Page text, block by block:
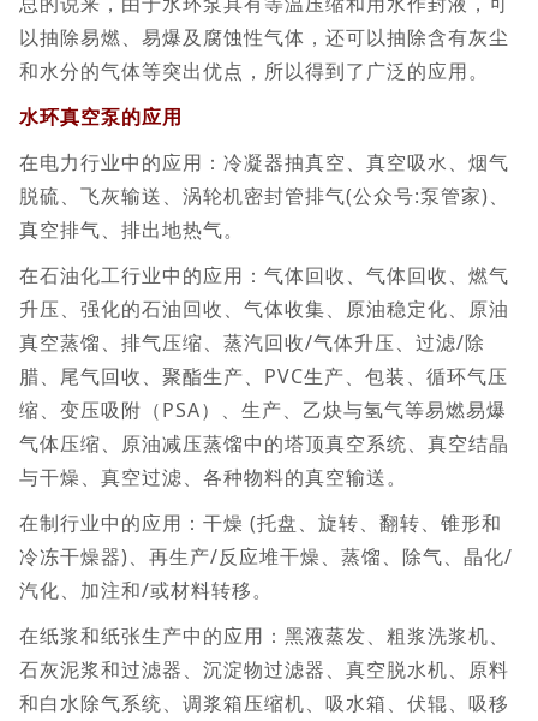
以抽除易燃、易爆及腐蚀性气体，还可以抽除含有灰尘
和水分的气体等突出优点，所以得到了广泛的应用。
水环真空泵的应用
在电力行业中的应用：冷凝器抽真空、真空吸水、烟气
脱硫、飞灰输送、涡轮机密封管排气(公众号:泵管家)、
真空排气、排出地热气。
在石油化工行业中的应用：气体回收、气体回收、燃气
升压、强化的石油回收、气体收集、原油稳定化、原油
真空蒸馏、排气压缩、蒸汽回收/气体升压、过滤/除
腊、尾气回收、聚酯生产、PVC生产、包装、循环气压
缩、变压吸附（PSA）、生产、乙炔与氢气等易燃易爆
气体压缩、原油减压蒸馏中的塔顶真空系统、真空结晶
与干燥、真空过滤、各种物料的真空输送。
在制行业中的应用：干燥 (托盘、旋转、翻转、锥形和
冷冻干燥器)、再生产/反应堆干燥、蒸馏、除气、晶化/
汽化、加注和/或材料转移。
在纸浆和纸张生产中的应用：黑液蒸发、粗浆洗浆机、
石灰泥浆和过滤器、沉淀物过滤器、真空脱水机、原料
和白水除气系统、调浆箱压缩机、吸水箱、伏辊、吸移